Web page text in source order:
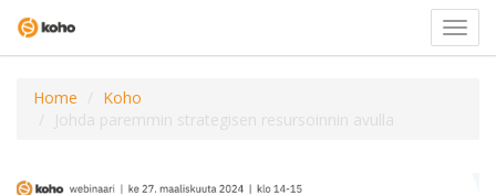
Home
Koho
Johda paremmin strategisen resursoinnin avulla